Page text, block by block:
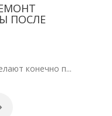
конечно п...